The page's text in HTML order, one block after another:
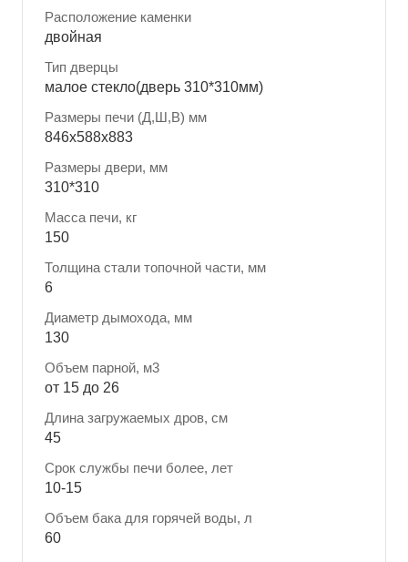
Расположение каменки
двойная
Тип дверцы
малое стекло(дверь 310*310мм)
Размеры печи (Д,Ш,В) мм
846х588х883
Размеры двери, мм
310*310
Масса печи, кг
150
Толщина стали топочной части, мм
6
Диаметр дымохода, мм
130
Объем парной, м3
от 15 до 26
Длина загружаемых дров, см
45
Срок службы печи более, лет
10-15
Объем бака для горячей воды, л
60